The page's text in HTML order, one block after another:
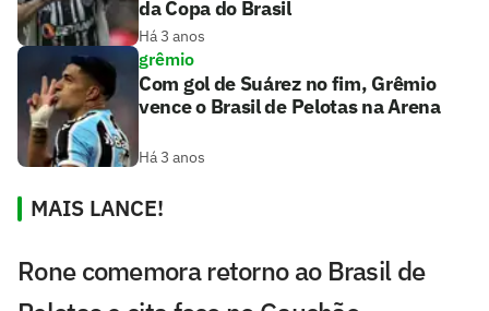
da Copa do Brasil
Há 3 anos
grêmio
Com gol de Suárez no fim, Grêmio
vence o Brasil de Pelotas na Arena
Há 3 anos
MAIS LANCE!
Rone comemora retorno ao Brasil de